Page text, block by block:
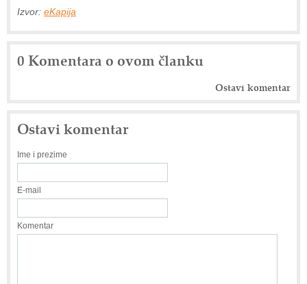
Izvor: eKapija
0 Komentara o ovom članku
Ostavi komentar
Ostavi komentar
Ime i prezime
E-mail
Komentar